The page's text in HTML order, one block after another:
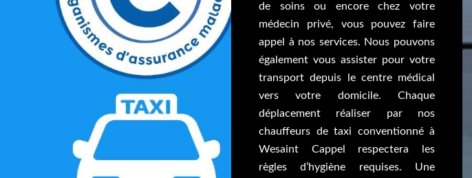
de soins ou encore chez votre
médecin privé, vous pouvez faire
appel à nos services. Nous pouvons
également vous assister pour votre
transport depuis le centre médical
vers votre domicile. Chaque
déplacement réaliser par nos
chauffeurs de taxi conventionné à
Wesaint Cappel respectera les
règles d’hygiène requises. Une